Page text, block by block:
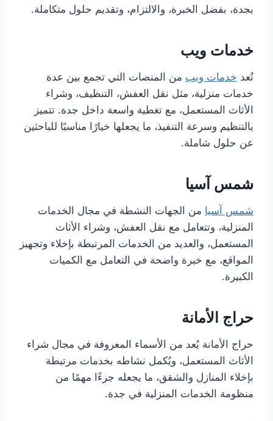
بجدة، بفضل الخبرة، والالتزام، وتقديم حلول متكاملة.
خدمات ويب
تُعد خدمات ويب من المنصات التي تجمع بين عدة
خدمات منزلية، مثل نقل العفش، التنظيف، وشراء
الأثاث المستعمل، مع تغطية واسعة داخل جدة. تتميز
بالتنظيم وسرعة التنفيذ، ما يجعلها خيارًا مناسبًا للباحثين
عن حلول شاملة.
شمس آسيا
شمس آسيا من الجهات النشطة في مجال الخدمات
المنزلية، وتتعامل مع نقل العفش، وشراء الأثاث
المستعمل، والعديد من الخدمات المرتبطة بإخلاء وتجهيز
المواقع، مع خبرة واضحة في التعامل مع الكميات
الكبيرة.
حراج الأمانة
حراج الأمانة يُعد من الأسماء المعروفة في مجال شراء
الأثاث المستعمل، ويُكمل نشاطه بخدمات مرتبطة
بإخلاء المنازل والشقق، ما يجعله جزءًا مهمًا من
منظومة الخدمات المنزلية في جدة.